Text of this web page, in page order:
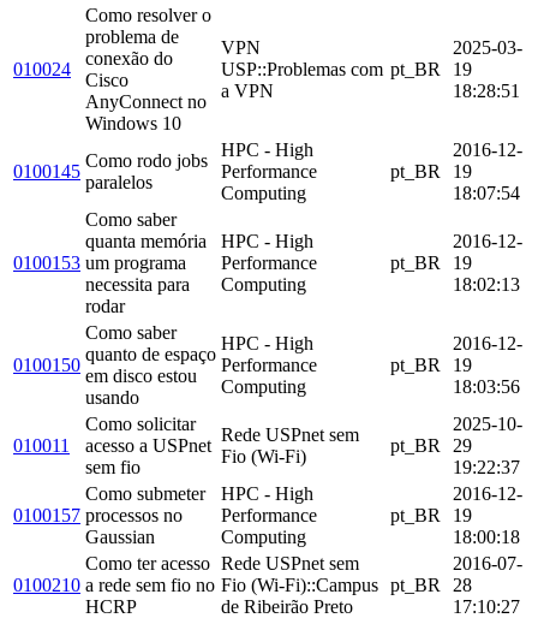
010024
Como resolver o
problema de
conexão do
Cisco
AnyConnect no
Windows 10
VPN
USP::Problemas com
a VPN
pt_BR
2025-03-
19
18:28:51
0100145
Como rodo jobs
paralelos
HPC - High
Performance
Computing
pt_BR
2016-12-
19
18:07:54
0100153
Como saber
quanta memória
um programa
necessita para
rodar
HPC - High
Performance
Computing
pt_BR
2016-12-
19
18:02:13
0100150
Como saber
quanto de espaço
em disco estou
usando
HPC - High
Performance
Computing
pt_BR
2016-12-
19
18:03:56
010011
Como solicitar
acesso a USPnet
sem fio
Rede USPnet sem
Fio (Wi-Fi)
pt_BR
2025-10-
29
19:22:37
0100157
Como submeter
processos no
Gaussian
HPC - High
Performance
Computing
pt_BR
2016-12-
19
18:00:18
0100210
Como ter acesso
a rede sem fio no
HCRP
Rede USPnet sem
Fio (Wi-Fi)::Campus
de Ribeirão Preto
pt_BR
2016-07-
28
17:10:27